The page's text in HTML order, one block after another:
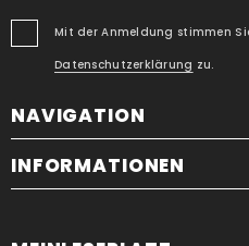
Mit der Anmeldung stimmen
Datenschutzerklärung zu.
NAVIGATION
INFORMATIONEN